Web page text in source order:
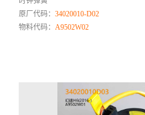
原厂代码：34020010-D02
物料代码： A9502W02